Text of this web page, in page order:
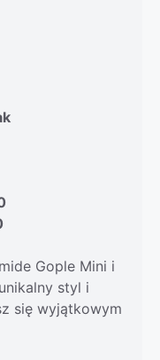
Gople Mini i
styl i
się wyjątkowym